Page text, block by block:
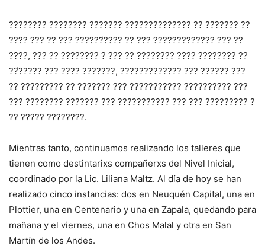
???????? ???????? ??????? ?????????????? ?? ??????? ??
???? ??? ?? ??? ??????̃???? ?? ??? ????????????? ??? ??
????, ??? ?? ???????? ? ??? ?? ???????? ???? ???????? ??
??́????? ??? ???? ???????, ????????????? ??? ?????? ???
?? ????????? ?? ??????? ??? ??????????? ?????????? ???
??? ???????? ??????? ??? ??????????? ??? ??? ????????? ?
?? ????? ????????.
Mientras tanto, continuamos realizando los talleres que
tienen como destintarixs compañerxs del Nivel Inicial,
coordinado por la Lic. Liliana Maltz. Al día de hoy se han
realizado cinco instancias: dos en Neuquén Capital, una en
Plottier, una en Centenario y una en Zapala, quedando para
mañana y el viernes, una en Chos Malal y otra en San
Martín de los Andes.